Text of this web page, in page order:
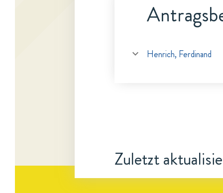
Henrich, Ferdinand
Zuletzt